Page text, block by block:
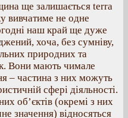
ще залишається terra
вивчатиме не одне
наш край ще дуже
хоча, без сумніву,
природних та
Вони мають чимале
– частина з них можуть
сфері діяльності.
об’єктів (окремі з них
значення) відносяться